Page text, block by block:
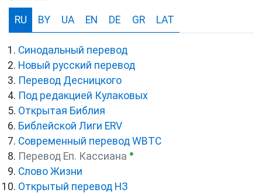
RU BY UA EN DE GR LAT
Синодальный перевод
Новый русский перевод
Перевод Десницкого
Под редакцией Кулаковых
Открытая Библия
Библейской Лиги ERV
Cовременный перевод WBTC
Перевод Еп. Кассиана ●
Слово Жизни
Открытый перевод НЗ